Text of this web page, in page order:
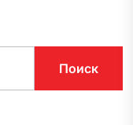
Поиск